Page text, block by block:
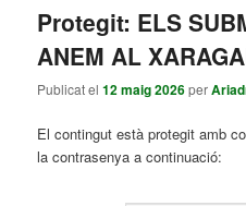
Protegit: ELS
ANEM AL
Publicat el12 maig 2026per
El contingut està protegit amb
la contrasenya a continuació: